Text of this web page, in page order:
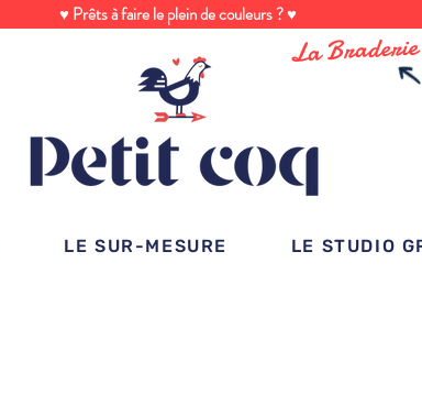
♥ Prêts à faire le plein de couleurs ? ♥
La
LE SUR-MESURE LE STUDIO